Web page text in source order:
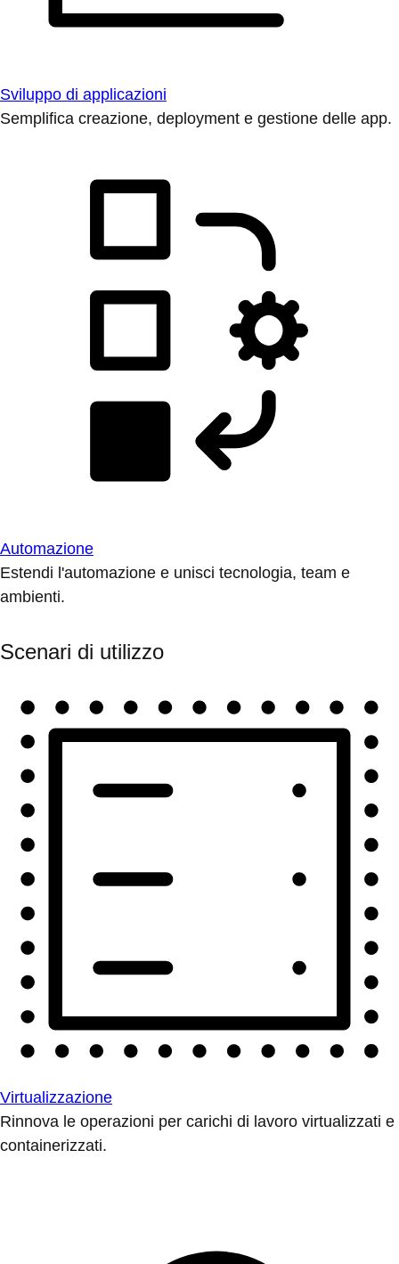
Sviluppo di applicazioni
Semplifica creazione, deployment e gestione delle app.
Automazione
Estendi l'automazione e unisci tecnologia, team e
ambienti.
Scenari di utilizzo
Virtualizzazione
Rinnova le operazioni per carichi di lavoro virtualizzati e
containerizzati.